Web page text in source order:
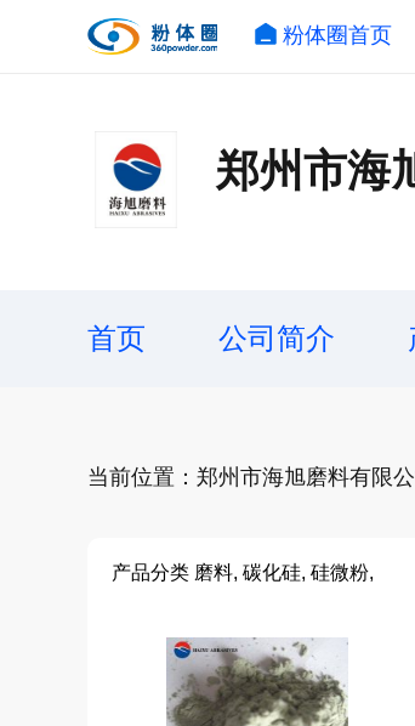
粉体圈首页
郑州市海
首页 公司简介
当前位置：郑州市海旭磨料有限
产品分类 磨料, 碳化硅, 硅微粉,